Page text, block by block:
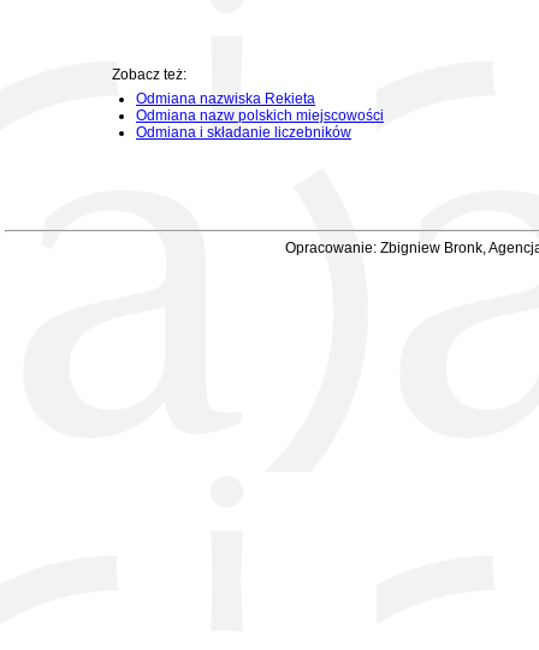
Zobacz też:
Odmiana nazwiska Rekieta
Odmiana nazw polskich miejscowości
Odmiana i składanie liczebników
Opracowanie: Zbigniew Bronk,